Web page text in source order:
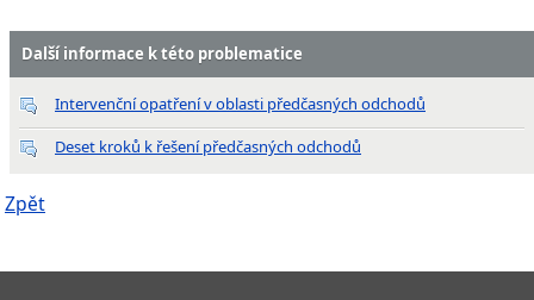
Další informace k této problematice
Intervenční opatření v oblasti předčasných odchodů
Deset kroků k řešení předčasných odchodů
Zpět